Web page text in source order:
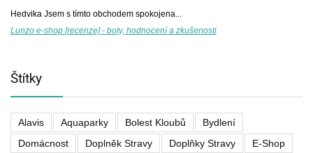
Hedvika Jsem s tímto obchodem spokojena...
Lunzo e-shop [recenze] - boty, hodnocení a zkušenosti
Štítky
Alavis Aquaparky Bolest Kloubů
Bydlení
Domácnost
Doplněk Stravy Doplňky Stravy
E-Shop